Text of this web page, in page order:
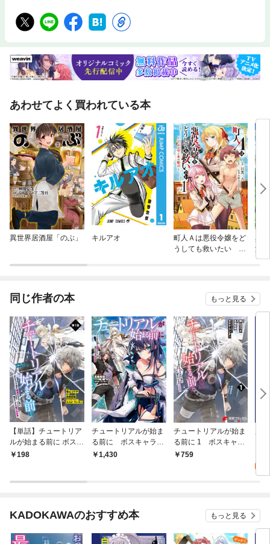
あわせてよく買われている本
異世界居酒屋「のぶ」 キルアオ
町人Ａは悪役令嬢をど
うしても救いたい ～
異
浄
C
同じ作者の本 もっと見る
【単話】チュートリア
ルが始まる前に ボスキ
ャラ達を破滅させない
198
チュートリアルが始ま
る前に ボスキャラ達
を破滅させない為に俺
1,430
チュートリアルが始ま
る前に 1 ボスキャラ
達を破滅させない為に
759
い
1
KADOKAWAのおすすめ本 もっと見る